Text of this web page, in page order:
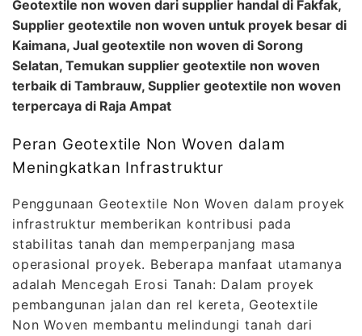
Geotextile non woven dari supplier handal di Fakfak,
Supplier geotextile non woven untuk proyek besar di
Kaimana, Jual geotextile non woven di Sorong
Selatan, Temukan supplier geotextile non woven
terbaik di Tambrauw, Supplier geotextile non woven
terpercaya di Raja Ampat
Peran Geotextile Non Woven dalam
Meningkatkan Infrastruktur
Penggunaan Geotextile Non Woven dalam proyek
infrastruktur memberikan kontribusi pada
stabilitas tanah dan memperpanjang masa
operasional proyek. Beberapa manfaat utamanya
adalah Mencegah Erosi Tanah: Dalam proyek
pembangunan jalan dan rel kereta, Geotextile
Non Woven membantu melindungi tanah dari